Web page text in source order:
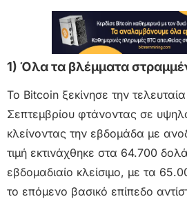
1) Όλα τα βλέμματα
Το Bitcoin ξεκίνησε την
Σεπτεμβρίου φτάνοντας σε
κλείνοντας την εβδομάδα με
τιμή εκτινάχθηκε στα 64.700
εβδομαδιαίο κλείσιμο, με τα
το επόμενο βασικό επίπεδο